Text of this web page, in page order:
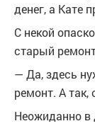
денег, а Кате
С некой
старый
— Да, здесь
ремонт. А
Неожиданно в